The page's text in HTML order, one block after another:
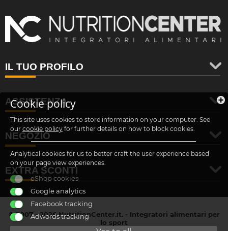
IL TUO PROFILO
ASSISTENZA
NEGOZIO
EXTRA SCONTI
© 2007 - 2026 NutritionCenter.it. - Integratori alimentari per
lo sport
Cookie policy
This site uses cookies to store information on your computer. See
our cookie policy for further details on how to block cookies.
Analytical cookies for us to better craft the user experience based
on your page view experiences.
eShop cookies
Google analytics
Facebook tracking
Adwords tracking